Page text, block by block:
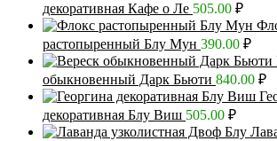
декоративная Кафе о Ле 505.00 ₽
растопыренный Блу Мун 390.00 ₽
обыкновенный Дарк Бьюти 840.00 ₽
декоративная Блу Виш 505.00 ₽